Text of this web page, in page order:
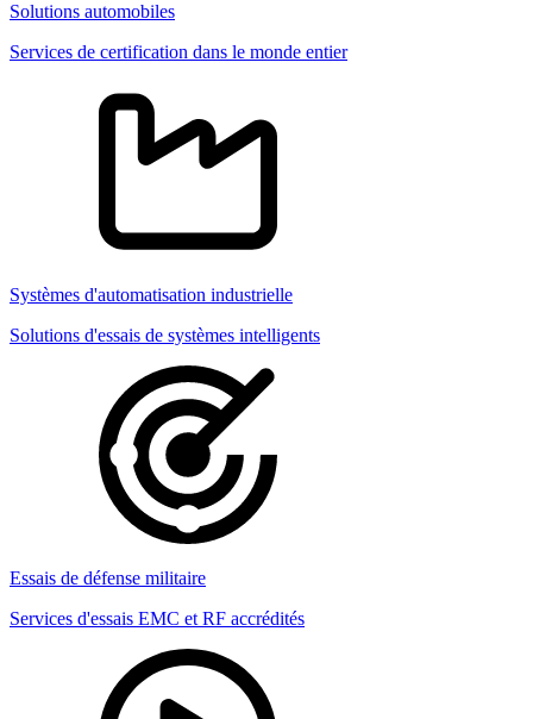
Solutions automobiles
Services de certification dans le monde entier
Systèmes d'automatisation industrielle
Solutions d'essais de systèmes intelligents
Essais de défense militaire
Services d'essais EMC et RF accrédités